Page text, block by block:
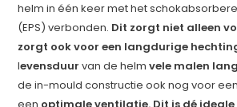
helm in één keer met het
(EPS) verbonden. Dit zorgt niet alleen
zorgt ook voor een langdurige
levensduur van de helmvele malen
de in-mould constructie ook nog voor een